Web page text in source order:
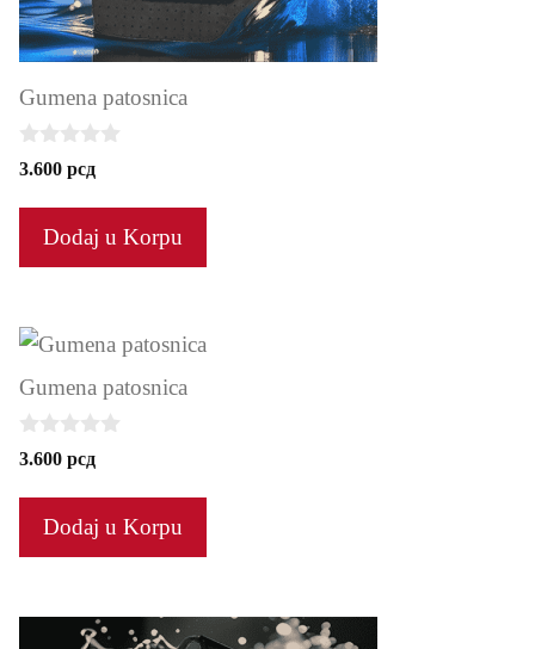
Gumena patosnica
0
o
3.600 рсд
Dodaj u Korpu
Gumena patosnica
0
o
3.600 рсд
Dodaj u Korpu